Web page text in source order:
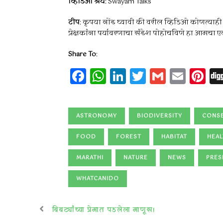
टीप: कृपया नोंद घ्यावी की वरील व्हिडिओ
प्रेक्षकांना पर्यावरणाचा संदेश पोहोचविणे हा
Share To:
Facebook
WhatsApp
LinkedIn
Twitter
Gmail
ASTRONOMY BIODIVERSITY
FOOD FOREST HABITAT
MARATHI NATURE NEWS
WHATCANIDO
बिबट्यांच्या प्रेमात पडलेला माणूस!